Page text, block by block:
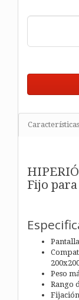
Características
Fijo
Peso
Rango